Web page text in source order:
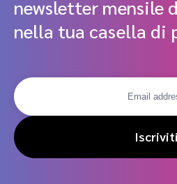
newsletter mensile
nella tua casella di
Iscriviti